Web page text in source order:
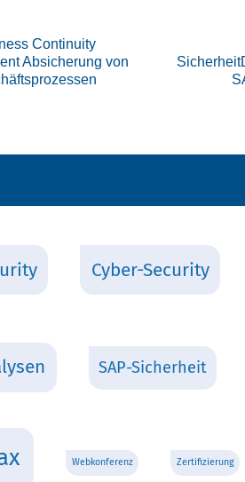
Continuity
Absicherung von
Cyber-Security
SAP-Sicherheit
Webkonferenz Zertifizierung